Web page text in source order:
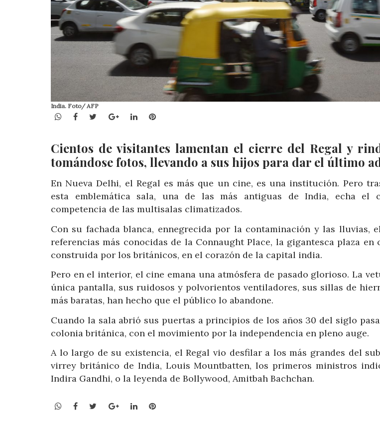
India. Foto/ AFP
WhatsApp
Facebook
TwitterGoogle+LinkedInPinterest
Cientos de visitantes lamentan el cierre del Regal y
tomándose fotos, llevando a sus hijos para dar el último
En Nueva Delhi, el Regal es más que un cine, es una institución. Pero
esta emblemática sala, una de las más antiguas de India, echa el
competencia de las multisalas climatizados.
Con su fachada blanca, ennegrecida por la contaminación y las lluvias,
referencias más conocidas de la Connaught Place, la gigantesca plaza
construida por los británicos, en el corazón de la capital india.
Pero en el interior, el cine emana una atmósfera de pasado glorioso. La
única pantalla, sus ruidosos y polvorientos ventiladores, sus sillas de
más baratas, han hecho que el público lo abandone.
Cuando la sala abrió sus puertas a principios de los años 30 del siglo
colonia británica, con el movimiento por la independencia en pleno auge.
A lo largo de su existencia, el Regal vio desfilar a los más grandes del
virrey británico de India, Louis Mountbatten, los primeros ministros
Indira Gandhi, o la leyenda de Bollywood, Amitbah Bachchan.
WhatsApp
Facebook
TwitterGoogle+LinkedInPinterest